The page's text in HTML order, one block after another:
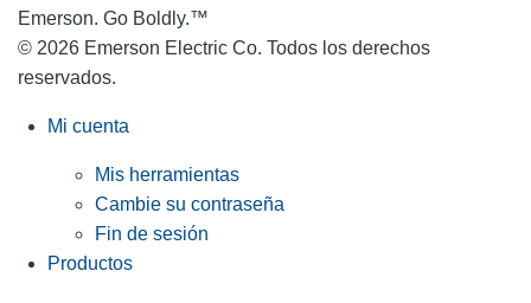
Emerson. Go Boldly.™
© 2026 Emerson Electric Co. Todos los derechos
reservados.
Mi cuenta
Mis herramientas
Cambie su contraseña
Fin de sesión
Productos